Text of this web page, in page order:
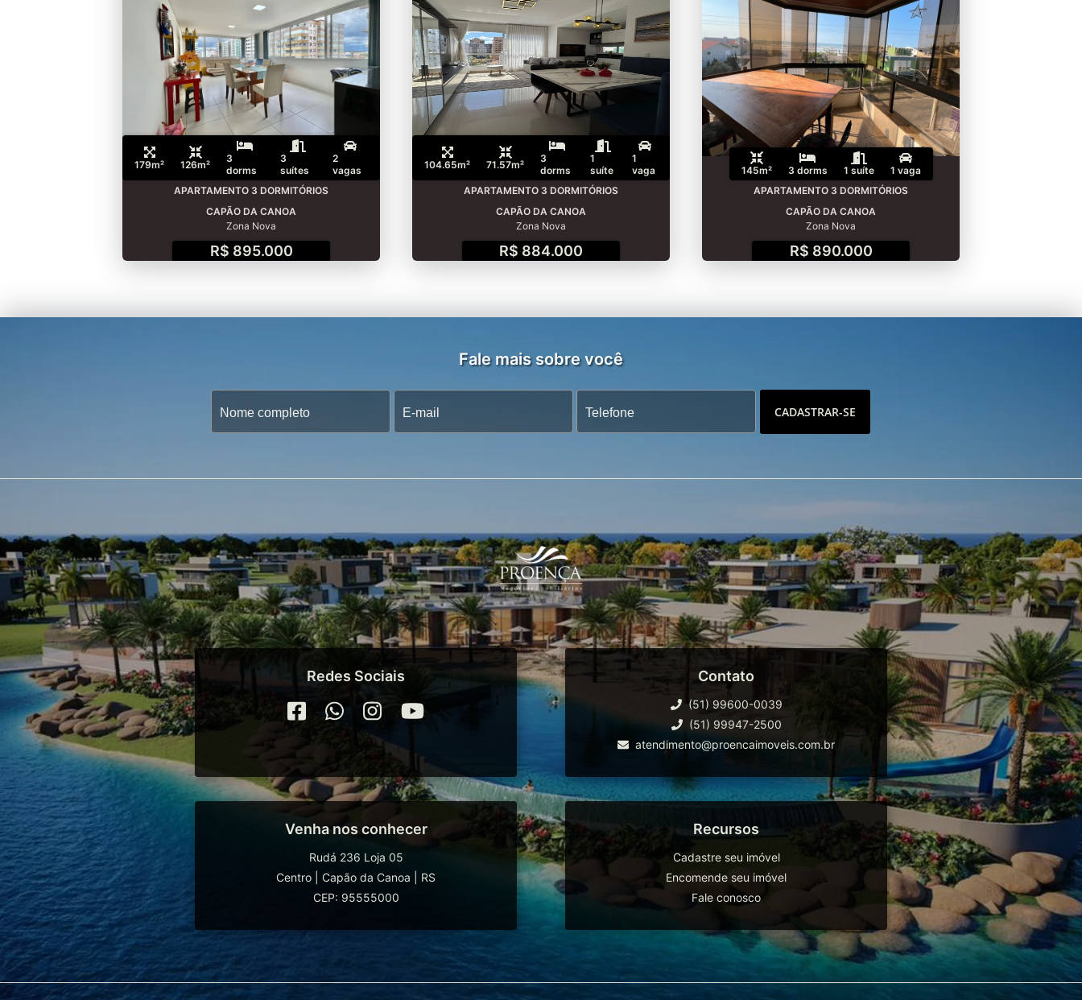
179m² 126m²
3
dorms
3
suítes
2
vagas
APARTAMENTO 3 DORMITÓRIOS
CAPÃO DA CANOA
Zona Nova
R$ 895.000
104.65m² 71.57m²
3
dorms
1
suíte
1
vaga
APARTAMENTO 3 DORMITÓRIOS
CAPÃO DA CANOA
Zona Nova
R$ 884.000
145m² 3 dorms 1 suíte
1 vaga
APARTAMENTO 3 DORMITÓRIOS
CAPÃO DA CANOA
Zona Nova
R$ 890.000
Fale mais sobre você
CADASTRAR-SE
Redes Sociais Contato
(51) 99600-0039
(51) 99947-2500
atendimento@proencaimoveis.com.br
Venha nos conhecer
Rudá 236 Loja 05
Centro
Capão da Canoa
RS
CEP: 95555000
Recursos
Cadastre seu imóvel
Encomende seu imóvel
Fale conosco